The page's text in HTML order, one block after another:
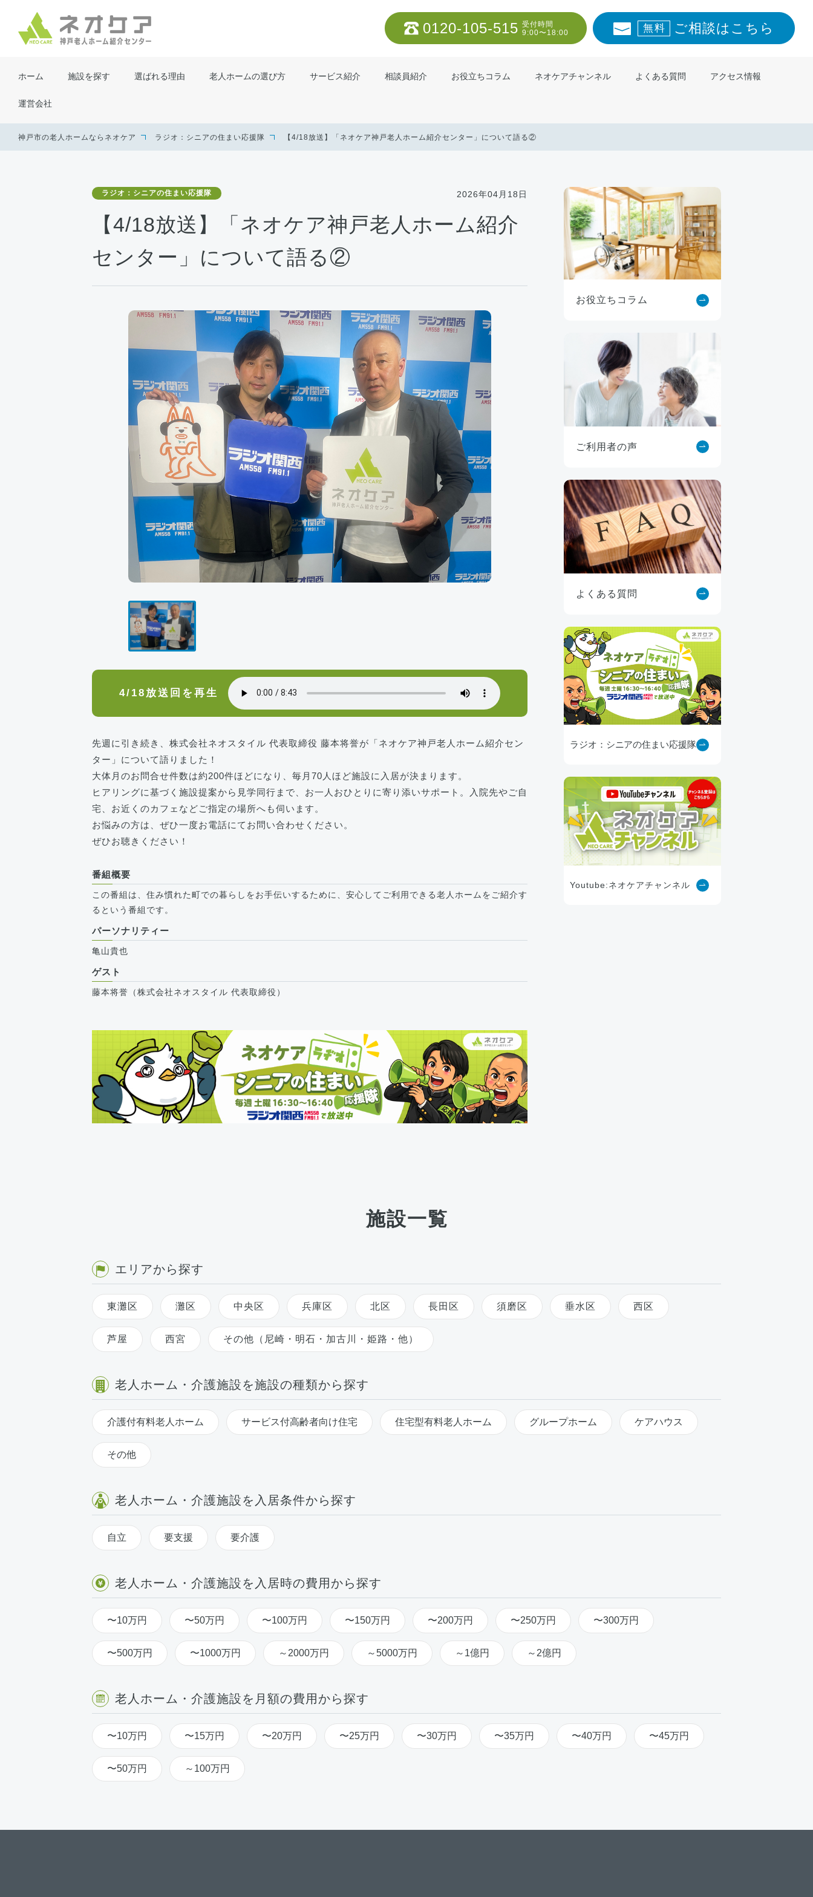
0120-105-515 受付時間
9:00〜18:00
無料 ご相談はこちら
ホーム 施設を探す 選ばれる理由 老人ホームの選び方 サービス紹介 相談員紹介 お役立ちコラム ネオケアチャンネル よくある質問 アクセス情報
運営会社
神戸市の老人ホームならネオケア ラジオ：シニアの住まい応援隊 【4/18放送】「ネオケア神戸老人ホーム紹介センター」について語る②
ラジオ：シニアの住まい応援隊 2026年04月18日
【4/18放送】「ネオケア神戸老人ホーム紹介
センター」について語る②
4/18放送回を再生
先週に引き続き、株式会社ネオスタイル 代表取締役 藤本将誉が「ネオケア神戸老人ホーム紹介セン
ター」について語りました！
大体月のお問合せ件数は約200件ほどになり、毎月70人ほど施設に入居が決まります。
ヒアリングに基づく施設提案から見学同行まで、お一人おひとりに寄り添いサポート。入院先やご自
宅、お近くのカフェなどご指定の場所へも伺います。
お悩みの方は、ぜひ一度お電話にてお問い合わせください。
ぜひお聴きください！
番組概要
この番組は、住み慣れた町での暮らしをお手伝いするために、安心してご利用できる老人ホームをご紹介す
るという番組です。
パーソナリティー
亀山貴也
ゲスト
藤本将誉（株式会社ネオスタイル 代表取締役）
お役立ちコラム
ご利用者の声
よくある質問
ラジオ：シニアの住まい応援隊
Youtube:ネオケアチャンネル
施設一覧
エリアから探す
東灘区 灘区 中央区 兵庫区 北区 長田区 須磨区 垂水区 西区
芦屋 西宮 その他（尼崎・明石・加古川・姫路・他）
老人ホーム・介護施設を施設の種類から探す
介護付有料老人ホーム サービス付高齢者向け住宅 住宅型有料老人ホーム グループホーム ケアハウス
その他
老人ホーム・介護施設を入居条件から探す
自立 要支援 要介護
老人ホーム・介護施設を入居時の費用から探す
〜10万円 〜50万円 〜100万円 〜150万円 〜200万円 〜250万円 〜300万円
〜500万円 〜1000万円 ～2000万円 ～5000万円 ～1億円 ～2億円
老人ホーム・介護施設を月額の費用から探す
〜10万円 〜15万円 〜20万円 〜25万円 〜30万円 〜35万円 〜40万円 〜45万円
〜50万円 ～100万円